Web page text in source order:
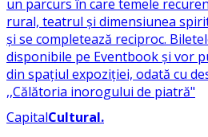
CapitalCultural.